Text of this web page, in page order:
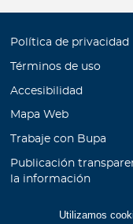
Utilizamos
Política de privacidad
Términos de uso
Accesibilidad
Mapa Web
Trabaje con Bupa
Publicación
la información